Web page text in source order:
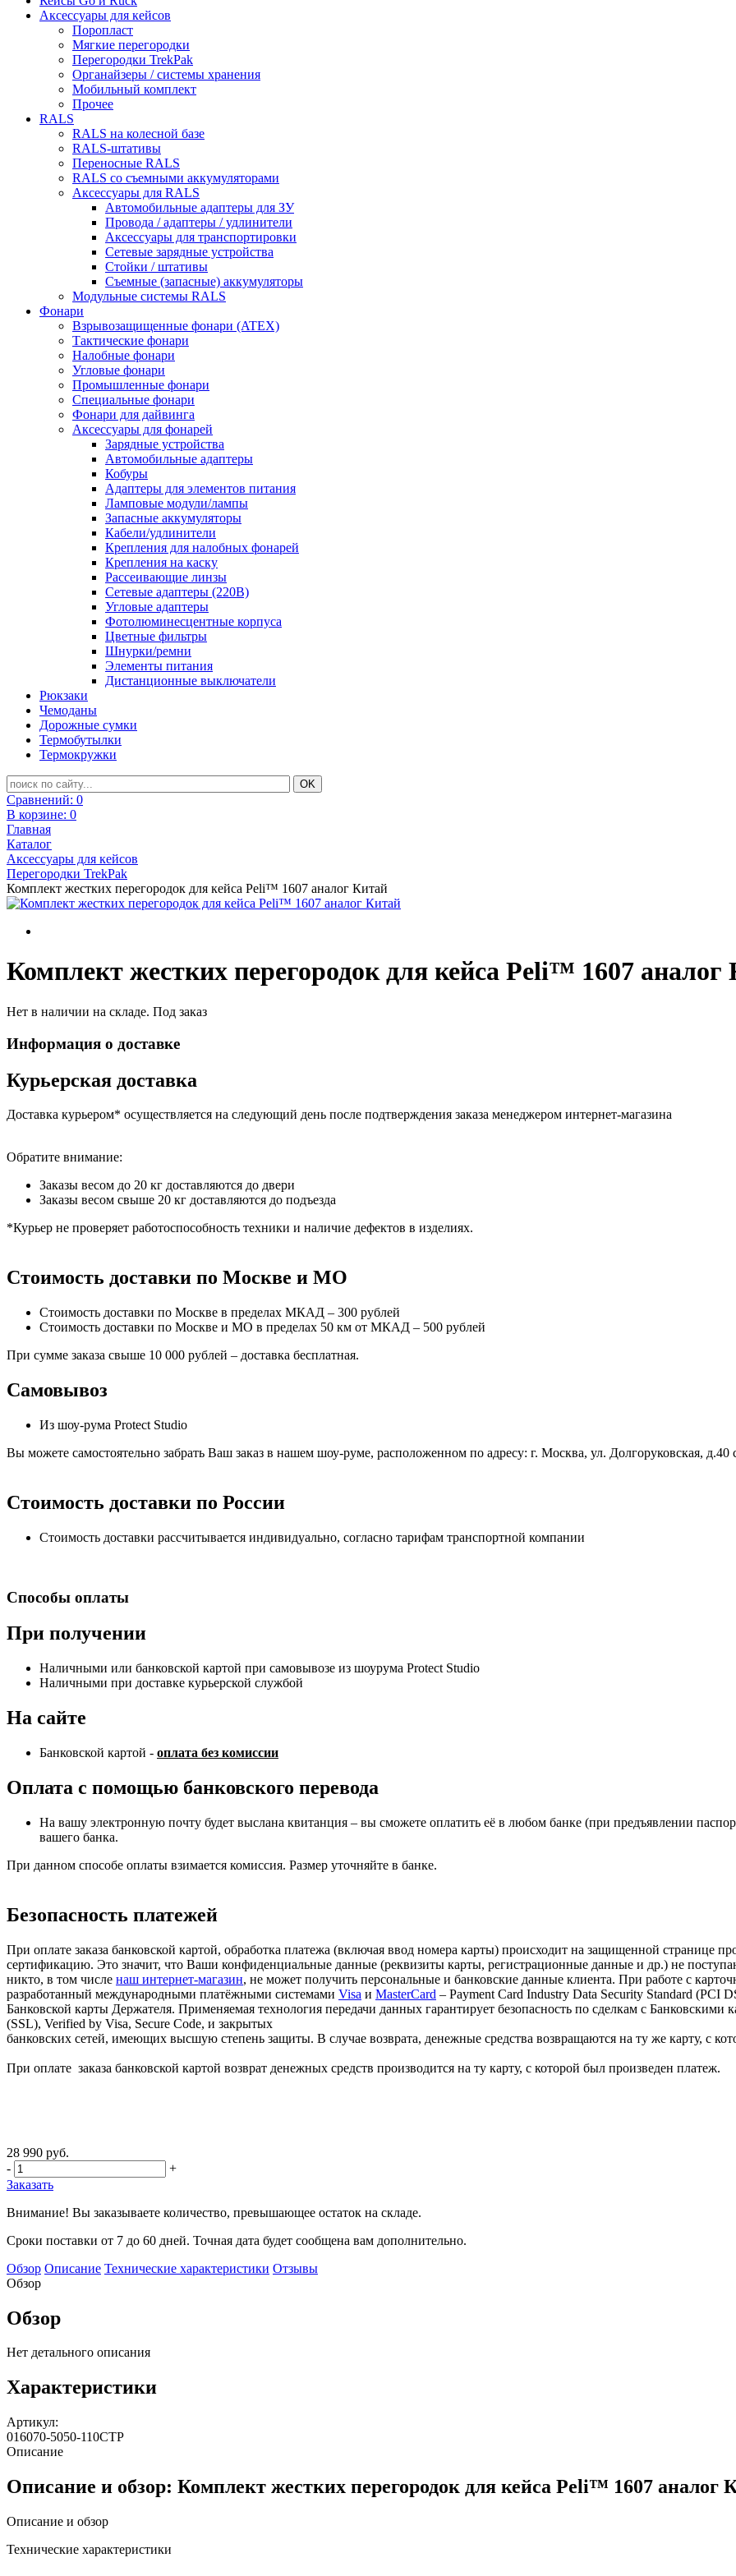
Аксессуары для кейсов
Поропласт
Мягкие перегородки
Перегородки TrekPak
Органайзеры / системы хранения
Мобильный комплект
Прочее
RALS
RALS на колесной базе
RALS-штативы
Переносные RALS
RALS со съемными аккумуляторами
Аксессуары для RALS
Автомобильные адаптеры для ЗУ
Провода / адаптеры / удлинители
Аксессуары для транспортировки
Сетевые зарядные устройства
Стойки / штативы
Съемные (запасные) аккумуляторы
Модульные системы RALS
Фонари
Взрывозащищенные фонари (ATEX)
Тактические фонари
Налобные фонари
Угловые фонари
Промышленные фонари
Специальные фонари
Фонари для дайвинга
Аксессуары для фонарей
Зарядные устройства
Автомобильные адаптеры
Кобуры
Адаптеры для элементов питания
Ламповые модули/лампы
Запасные аккумуляторы
Кабели/удлинители
Крепления для налобных фонарей
Крепления на каску
Рассеивающие линзы
Сетевые адаптеры (220В)
Угловые адаптеры
Фотолюминесцентные корпуса
Цветные фильтры
Шнурки/ремни
Элементы питания
Дистанционные выключатели
Рюкзаки
Чемоданы
Дорожные сумки
Термобутылки
Термокружки
Сравнений: 0
В корзине: 0
Главная
Каталог
Аксессуары для кейсов
Перегородки TrekPak
Комплект жестких перегородок для кейса Peli™ 1607 аналог Китай
Комплект жестких перегородок для кейса Peli™ 1607 аналог
Нет в наличии на складе. Под заказ
Информация о доставке
Курьерская доставка
Доставка курьером* осуществляется на следующий день после подтверждения заказа менеджером интернет-магазина
Обратите внимание:
Заказы весом до 20 кг доставляются до двери
Заказы весом свыше 20 кг доставляются до подъезда
*Курьер не проверяет работоспособность техники и наличие дефектов в изделиях.
Стоимость доставки по Москве и МО
Стоимость доставки по Москве в пределах МКАД – 300 рублей
Стоимость доставки по Москве и МО в пределах 50 км от МКАД – 500 рублей
При сумме заказа свыше 10 000 рублей – доставка бесплатная.
Самовывоз
Из шоу-рума Protect Studio
Вы можете самостоятельно забрать Ваш заказ в нашем шоу-руме, расположенном по адресу: г. Москва, ул. Долгоруковская, д.40
Стоимость доставки по России
Стоимость доставки рассчитывается индивидуально, согласно тарифам транспортной компании
Способы оплаты
При получении
Наличными или банковской картой при самовывозе из шоурума Protect Studio
Наличными при доставке курьерской службой
На сайте
Банковской картой - оплата без комиссии
Оплата с помощью банковского перевода
На вашу электронную почту будет выслана квитанция – вы сможете оплатить её в любом банке (при предъявлении
вашего банка.
При данном способе оплаты взимается комиссия. Размер уточняйте в банке.
Безопасность платежей
При оплате заказа банковской картой, обработка платежа (включая ввод номера карты) происходит на защищенной странице
сертификацию. Это значит, что Ваши конфиденциальные данные (реквизиты карты, регистрационные данные и др.) не
никто, в том числе наш интернет-магазин, не может получить персональные и банковские данные клиента. При работе с
разработанный международными платёжными системами Visa и MasterCard – Payment Card Industry Data Security Standard (PCI
Банковской карты Держателя. Применяемая технология передачи данных гарантирует безопасность по сделкам с Банковскими
(SSL), Verified by Visa, Secure Code, и закрытых
банковских сетей, имеющих высшую степень защиты. В случае возврата, денежные средства возвращаются на ту же карту, с
При оплате заказа банковской картой возврат денежных средств производится на ту карту, с которой был произведен платеж.
28 990 руб.
-
+
Заказать
Внимание! Вы заказываете количество, превышающее остаток на складе.
Сроки поставки от 7 до 60 дней. Точная дата будет сообщена вам дополнительно.
Обзор Описание Технические характеристики Отзывы
Обзор
Обзор
Нет детального описания
Характеристики
Артикул:
016070-5050-110CTP
Описание
Описание и обзор: Комплект жестких перегородок для кейса Peli™ 1607 аналог
Описание и обзор
Технические характеристики